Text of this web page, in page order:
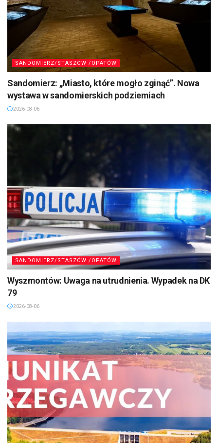
SANDOMIERZ/STASZÓW /OPATÓW
Sandomierz: „Miasto, które mogło zginąć”. Nowa
wystawa w sandomierskich podziemiach
2026-08-06
SANDOMIERZ/STASZÓW /OPATÓW
Wyszmontów: Uwaga na utrudnienia. Wypadek na DK
79
2026-08-06